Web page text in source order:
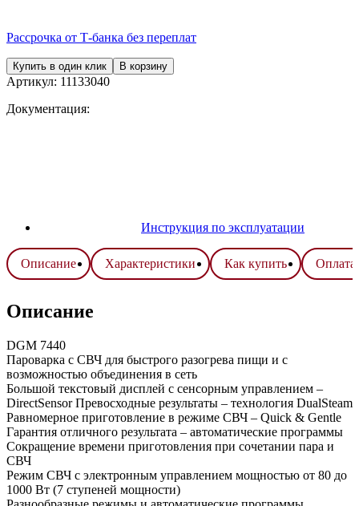
Рассрочка от Т-банка без переплат
Купить в один клик В корзину
Артикул: 11133040
Документация:
Инструкция по эксплуатации
Описание Характеристики Как купить Оплата
Описание
DGM 7440
Пароварка с СВЧ для быстрого разогрева пищи и с
возможностью объединения в сеть
Большой текстовый дисплей с сенсорным управлением –
DirectSensor Превосходные результаты – технология DualSteam
Равномерное приготовление в режиме СВЧ – Quick & Gentle
Гарантия отличного результата – автоматические программы
Сокращение времени приготовления при сочетании пара и
СВЧ
Режим СВЧ с электронным управлением мощностью от 80 до
1000 Вт (7 ступеней мощности)